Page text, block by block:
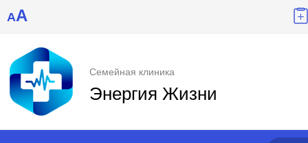
AA
Семейная клиника
Энергия Жизни